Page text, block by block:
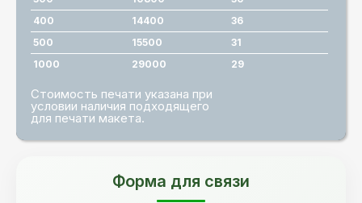
400
14400
36
500
15500
31
1000
29000 29
Стоимость печати указана при
условии наличия подходящего
для печати макета.
Форма для связи